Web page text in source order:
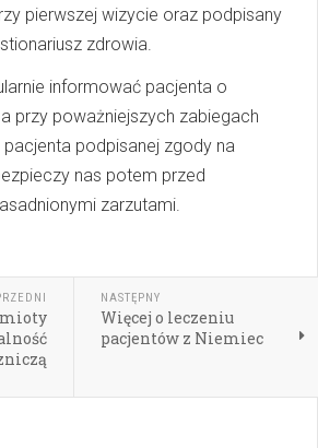
pierwszej wizycie oraz podpisany
zdrowia.
informować pacjenta o
przy poważniejszych zabiegach
podpisanej zgody na
nas potem przed
zarzutami.
NASTĘPNY
Więcej o leczeniu
pacjentów z Niemiec